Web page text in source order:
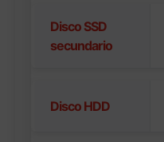
Disco SSD
secundario
Disco HDD